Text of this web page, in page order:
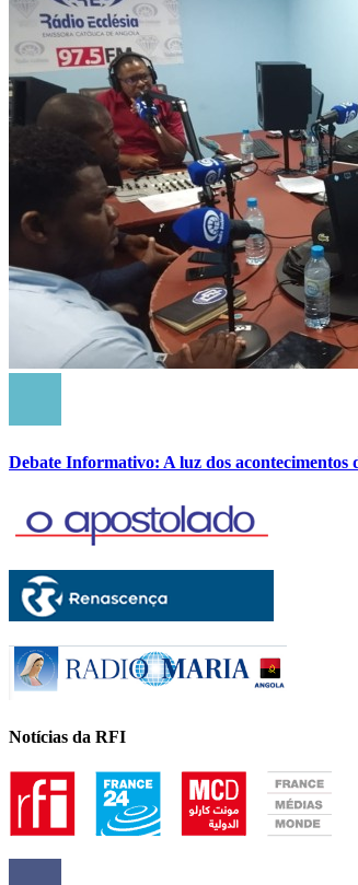
Debate Informativo: A luz dos acontecimentos
Notícias da RFI